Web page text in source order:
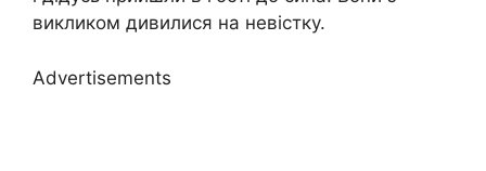
викликом дивилися на невістку.
Advertisements